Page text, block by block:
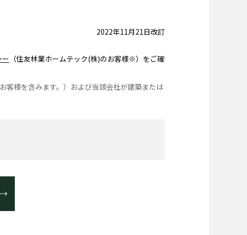
2022年11月21日改訂
（住友林業ホームテック(株)のお客様※）をご確
客様を含みます。）および当該会社が建築または